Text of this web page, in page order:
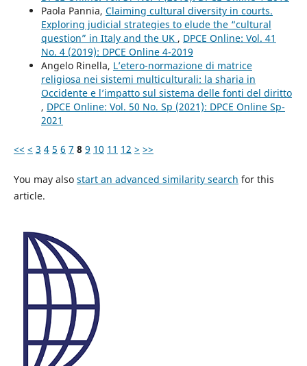
Paola Pannia, Claiming cultural diversity in courts.
Exploring judicial strategies to elude the “cultural
question” in Italy and the UK , DPCE Online: Vol. 41
No. 4 (2019): DPCE Online 4-2019
Angelo Rinella, L’etero-normazione di matrice
religiosa nei sistemi multiculturali: la sharia in
Occidente e l’impatto sul sistema delle fonti del diritto
, DPCE Online: Vol. 50 No. Sp (2021): DPCE Online Sp-
2021
<< < 3 4 5 6 7 8 9 10 11 12 > >>
You may also start an advanced similarity search for this
article.